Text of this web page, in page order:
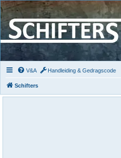
V&A Handleiding & Gedragscode
Schifters